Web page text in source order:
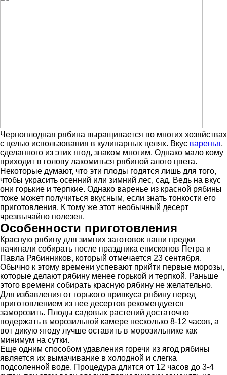
Черноплодная рябина выращивается во многих хозяйствах
с целью использования в кулинарных целях. Вкус варенья,
сделанного из этих ягод, знаком многим. Однако мало кому
приходит в голову лакомиться рябиной алого цвета.
Некоторые думают, что эти плоды годятся лишь для того,
чтобы украсить осенний или зимний лес, сад. Ведь на вкус
они горькие и терпкие. Однако варенье из красной рябины
тоже может получиться вкусным, если знать тонкости его
приготовления. К тому же этот необычный десерт
чрезвычайно полезен.
Особенности приготовления
Красную рябину для зимних заготовок наши предки
начинали собирать после праздника епископов Петра и
Павла Рябинников, который отмечается 23 сентября.
Обычно к этому времени успевают прийти первые морозы,
которые делают рябину менее горькой и терпкой. Раньше
этого времени собирать красную рябину не желательно.
Для избавления от горького привкуса рябину перед
приготовлением из нее десертов рекомендуется
заморозить. Плоды садовых растений достаточно
подержать в морозильной камере несколько 8-12 часов, а
вот дикую ягоду лучше оставить в морозильнике как
минимум на сутки.
Еще одним способом удавления горечи из ягод рябины
является их вымачивание в холодной и слегка
подсоленной воде. Процедура длится от 12 часов до 3-4